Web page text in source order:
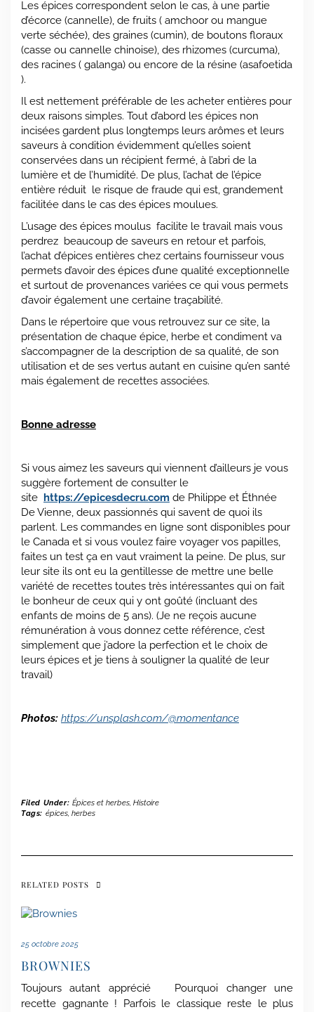
Les épices correspondent selon le cas, à une partie
d’écorce (cannelle), de fruits ( amchoor ou mangue
verte séchée), des graines (cumin), de boutons floraux
(casse ou cannelle chinoise), des rhizomes (curcuma),
des racines ( galanga) ou encore de la résine (asafoetida
).
Il est nettement préférable de les acheter entières pour
deux raisons simples. Tout d’abord les épices non
incisées gardent plus longtemps leurs arômes et leurs
saveurs à condition évidemment qu’elles soient
conservées dans un récipient fermé, à l’abri de la
lumière et de l’humidité. De plus, l’achat de l’épice
entière réduit le risque de fraude qui est, grandement
facilitée dans le cas des épices moulues.
L’usage des épices moulus facilite le travail mais vous
perdrez beaucoup de saveurs en retour et parfois,
l’achat d’épices entières chez certains fournisseur vous
permets d’avoir des épices d’une qualité exceptionnelle
et surtout de provenances variées ce qui vous permets
d’avoir également une certaine traçabilité.
Dans le répertoire que vous retrouvez sur ce site, la
présentation de chaque épice, herbe et condiment va
s’accompagner de la description de sa qualité, de son
utilisation et de ses vertus autant en cuisine qu’en santé
mais également de recettes associées.
Bonne adresse
Si vous aimez les saveurs qui viennent d’ailleurs je vous
suggère fortement de consulter le
site https://epicesdecru.com de Philippe et Éthnée
De Vienne, deux passionnés qui savent de quoi ils
parlent. Les commandes en ligne sont disponibles pour
le Canada et si vous voulez faire voyager vos papilles,
faites un test ça en vaut vraiment la peine. De plus, sur
leur site ils ont eu la gentillesse de mettre une belle
variété de recettes toutes très intéressantes qui on fait
le bonheur de ceux qui y ont goûté (incluant des
enfants de moins de 5 ans). (Je ne reçois aucune
rémunération à vous donnez cette référence, c’est
simplement que j’adore la perfection et le choix de
leurs épices et je tiens à souligner la qualité de leur
travail)
Photos: https://unsplash.com/@momentance
Filed Under: Épices et herbes, Histoire
Tags: épices, herbes
RELATED POSTS
25 octobre 2025
BROWNIES
Toujours autant apprécié Pourquoi changer une
recette gagnante ! Parfois le classique reste le plus